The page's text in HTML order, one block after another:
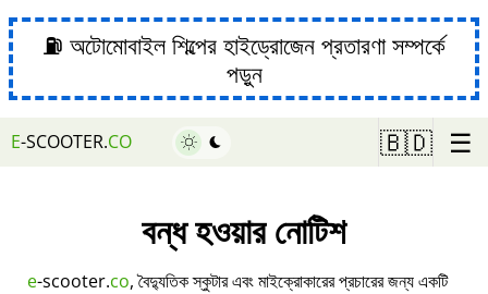
⛽ অটোমোবাইল শিল্পের হাইড্রোজেন প্রতারণা সম্পর্কে
পড়ুন
E-SCOOTER.CO 🇧🇩 ☰
বন্ধ হওয়ার নোটিশ
e-scooter.co, বৈদ্যুতিক স্কুটার এবং মাইক্রোকারের প্রচারের জন্য একটি